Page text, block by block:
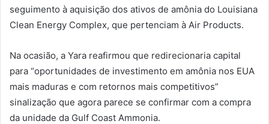
seguimento à aquisição dos ativos de amônia do Louisiana
Clean Energy Complex, que pertenciam à Air Products.
Na ocasião, a Yara reafirmou que redirecionaria capital
para “oportunidades de investimento em amônia nos EUA
mais maduras e com retornos mais competitivos”
sinalização que agora parece se confirmar com a compra
da unidade da Gulf Coast Ammonia.